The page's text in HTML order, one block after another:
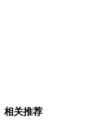
相关推荐